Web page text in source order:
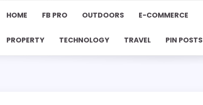
HOME FB PRO OUTDOORS E-COMMERCE
PROPERTY TECHNOLOGY TRAVEL PIN POSTS